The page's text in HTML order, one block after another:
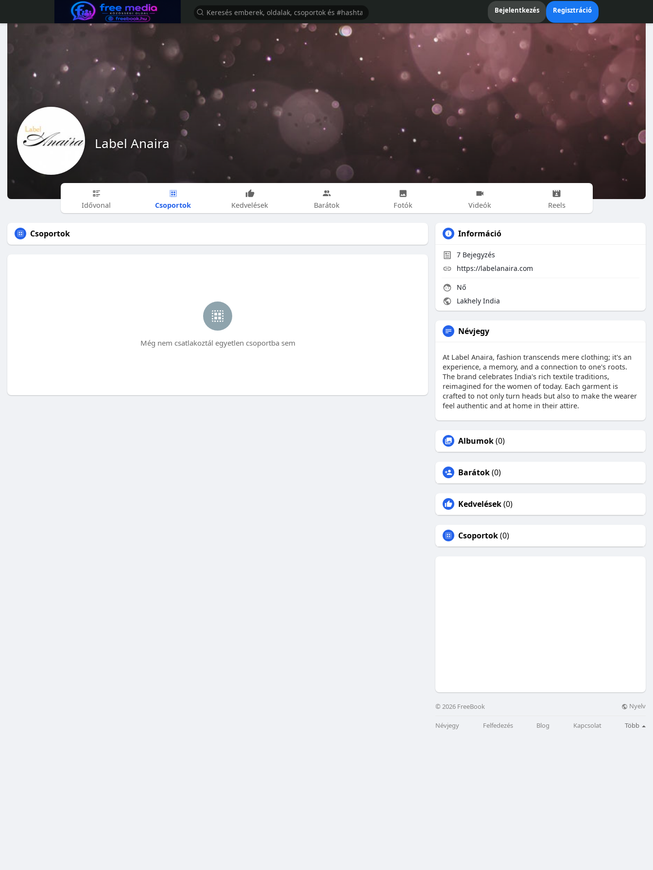
Bejelentkezés Regisztráció
Label Anaira
Idővonal Csoportok Kedvelések Barátok Fotók Videók Reels
Csoportok
Még nem csatlakoztál egyetlen csoportba sem
Információ
7 Bejegyzés
https://labelanaira.com
Nő
Lakhely India
Névjegy
At Label Anaira, fashion transcends mere clothing; it's an
experience, a memory, and a connection to one's roots.
The brand celebrates India's rich textile traditions,
reimagined for the women of today. Each garment is
crafted to not only turn heads but also to make the wearer
feel authentic and at home in their attire.
Albumok(0)
Barátok(0)
Kedvelések(0)
Csoportok(0)
© 2026 FreeBook Nyelv
Névjegy Felfedezés Blog Kapcsolat Több